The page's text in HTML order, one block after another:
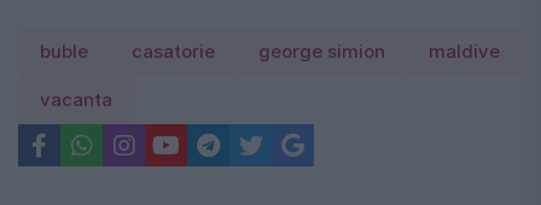
buble casatorie george simion maldive
vacanta